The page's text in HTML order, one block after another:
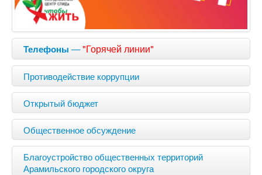
Телефоны —"Горячей линии"
Противодействие коррупции
Открытый бюджет
Общественное обсуждение
Благоустройство общественных территорий
Арамильского городского округа